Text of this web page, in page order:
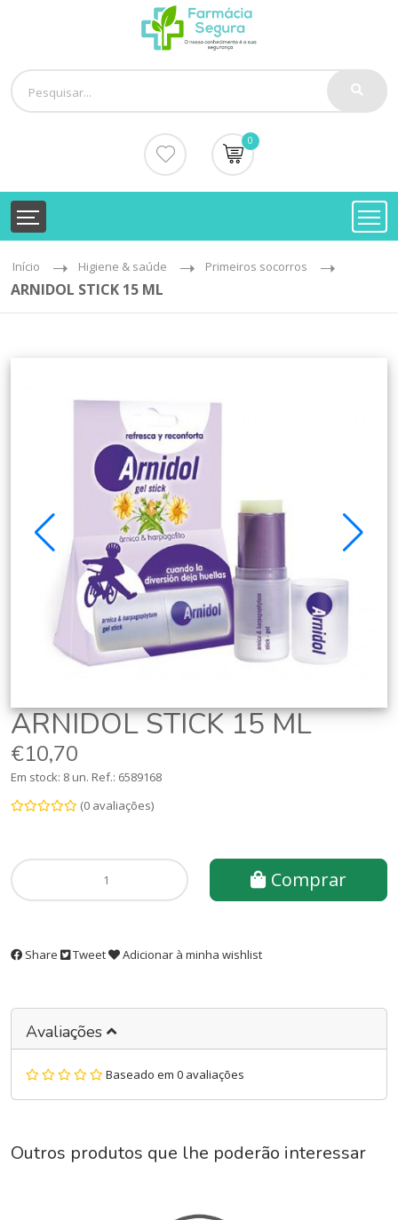
0
Início Higiene & saúde Primeiros socorros
ARNIDOL STICK 15 ML
ARNIDOL STICK 15 ML
€10,70
Em stock: 8 un. Ref.: 6589168
(0 avaliações)
Comprar
Share Tweet Adicionar à minha wishlist
Avaliações
Baseado em 0 avaliações
Outros produtos que lhe poderão interessar